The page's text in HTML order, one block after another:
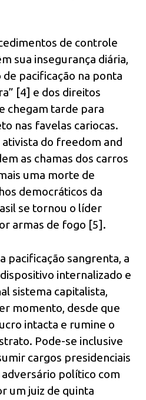
de controle
sua insegurança diária,
pacificação na ponta
[4] e dos direitos
chegam tarde para
nas favelas cariocas.
do freedom and
as chamas dos carros
uma morte de
democráticos da
se tornou o líder
armas de fogo [5].
pacificação sangrenta, a
internalizado e
sistema capitalista,
momento, desde que
intacta e rumine o
Pode-se inclusive
cargos presidenciais
político com
um juiz de quinta